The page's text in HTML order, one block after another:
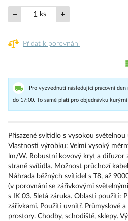
ks
Přidat k porovnání
Pro vyzvednutí následující pracovní
do 17:00. To samé platí pro objednávku kurýrní
Přisazené svítidlo s vysokou
Vlastnosti výrobku: Velmi vysoký
lm/W. Robustní kovový kryt a difuzor
straně svítidla. Možnost průchozí
Náhrada běžných svítidel s T8, až
(v porovnání se zářivkovými
s IK 03. 5letá záruka. Oblasti použití:
zářivkami. Použití uvnitř. Průmyslové
prostory. Chodby, schodiště, sklepy.